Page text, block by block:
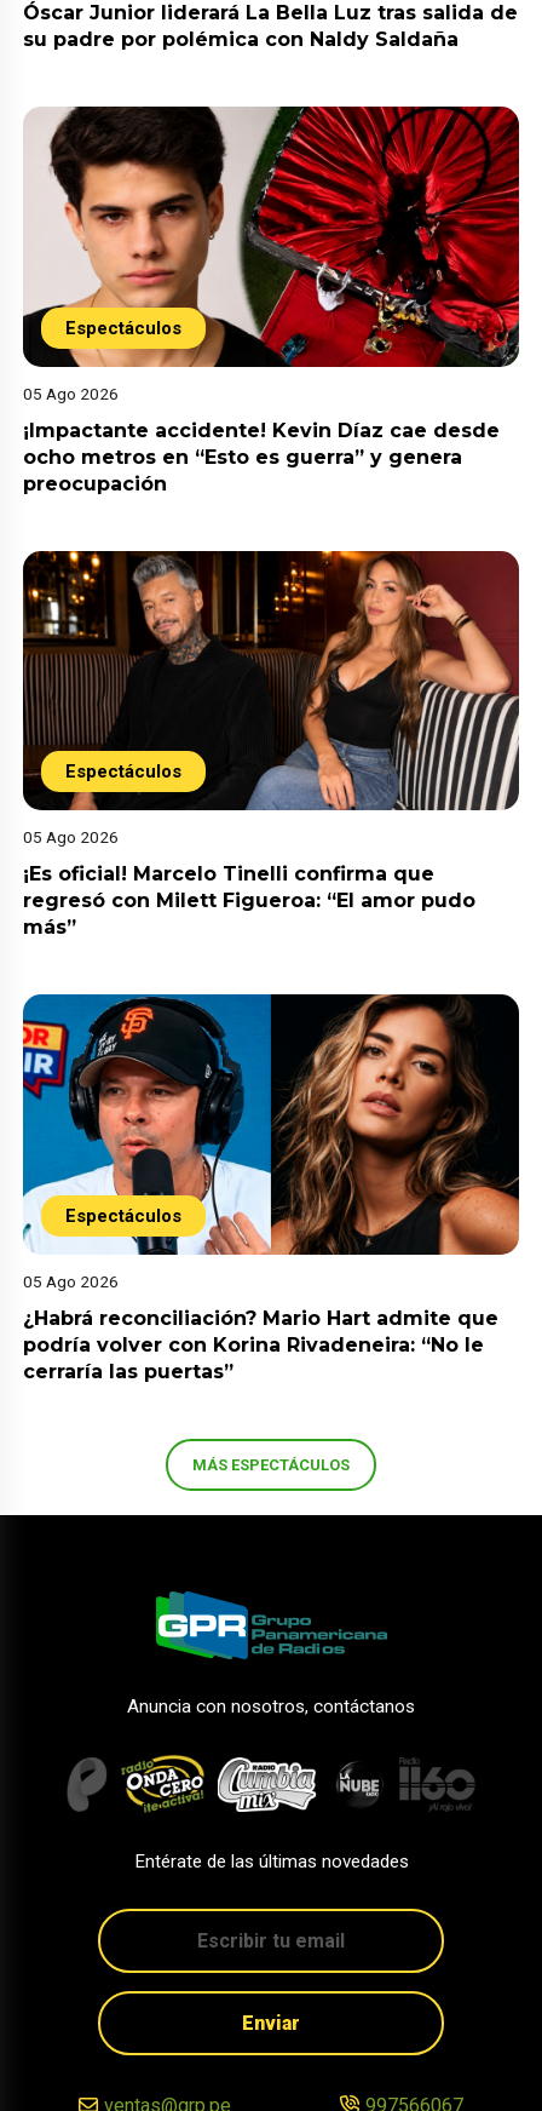
Óscar Junior liderará La Bella Luz tras salida de
su padre por polémica con Naldy Saldaña
Espectáculos
05 Ago 2026
¡Impactante accidente! Kevin Díaz cae desde
ocho metros en “Esto es guerra” y genera
preocupación
Espectáculos
05 Ago 2026
¡Es oficial! Marcelo Tinelli confirma que
regresó con Milett Figueroa: “El amor pudo
más”
Espectáculos
05 Ago 2026
¿Habrá reconciliación? Mario Hart admite que
podría volver con Korina Rivadeneira: “No le
cerraría las puertas”
MÁS ESPECTÁCULOS
Anuncia con nosotros, contáctanos
Entérate de las últimas novedades
Enviar
ventas@grp.pe 997566067